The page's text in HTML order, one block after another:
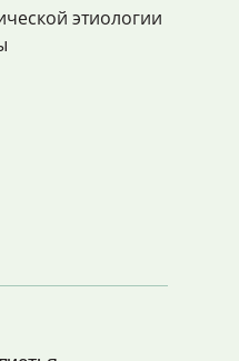
этиологии